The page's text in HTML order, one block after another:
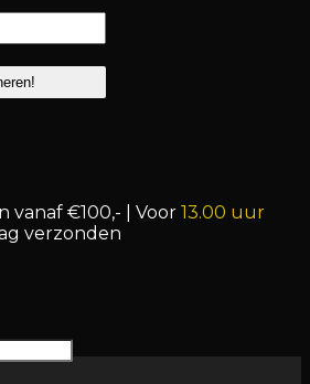
vanaf €100,- | Voor 13.00 uur
verzonden